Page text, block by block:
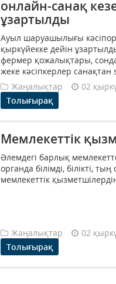
онлайн-санақ
ұзартылды
Ауыл шаруашылығы
қыркүйекке дейін
фермер қожалықтары,
жеке кәсіпкерлер
Жаңалықтар
02
Толығырақ
Мемлекеттік
Әлемдегі барлық
органда білімді, білікті,
мемлекеттік
Жаңалықтар 02
Толығырақ